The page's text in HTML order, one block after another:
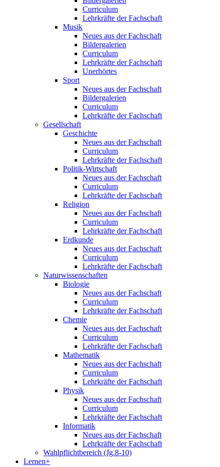
Curriculum
Lehrkräfte der Fachschaft
Musik
Neues aus der Fachschaft
Bildergalerien
Curriculum
Lehrkräfte der Fachschaft
Unerhörtes
Sport
Neues aus der Fachschaft
Bildergalerien
Curriculum
Lehrkräfte der Fachschaft
Gesellschaft
Geschichte
Neues aus der Fachschaft
Curriculum
Lehrkräfte der Fachschaft
Politik-Wirtschaft
Neues aus der Fachschaft
Curriculum
Lehrkräfte der Fachschaft
Religion
Neues aus der Fachschaft
Curriculum
Lehrkräfte der Fachschaft
Erdkunde
Neues aus der Fachschaft
Curriculum
Lehrkräfte der Fachschaft
Naturwissenschaften
Biologie
Neues aus der Fachschaft
Curriculum
Lehrkräfte der Fachschaft
Chemie
Neues aus der Fachschaft
Curriculum
Lehrkräfte der Fachschaft
Mathematik
Neues aus der Fachschaft
Curriculum
Lehrkräfte der Fachschaft
Physik
Neues aus der Fachschaft
Curriculum
Lehrkräfte der Fachschaft
Informatik
Neues aus der Fachschaft
Lehrkräfte der Fachschaft
Wahlpflichtbereich (Jg.8-10)
Lernen+